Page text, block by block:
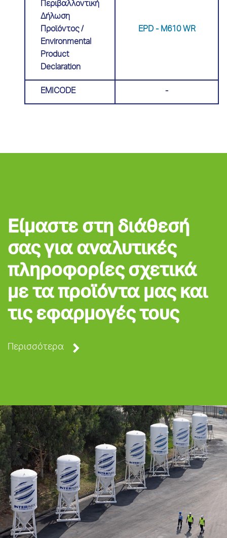
Περιβαλλοντική
Δήλωση
Προϊόντος /
Environmental
Product
Declaration
EPD - M610 WR
EMICODE -
Είμαστε στη διάθεσή
σας για αναλυτικές
πληροφορίες σχετικά
με τα προϊόντα μας και
τις εφαρμογές τους
Περισσότερα